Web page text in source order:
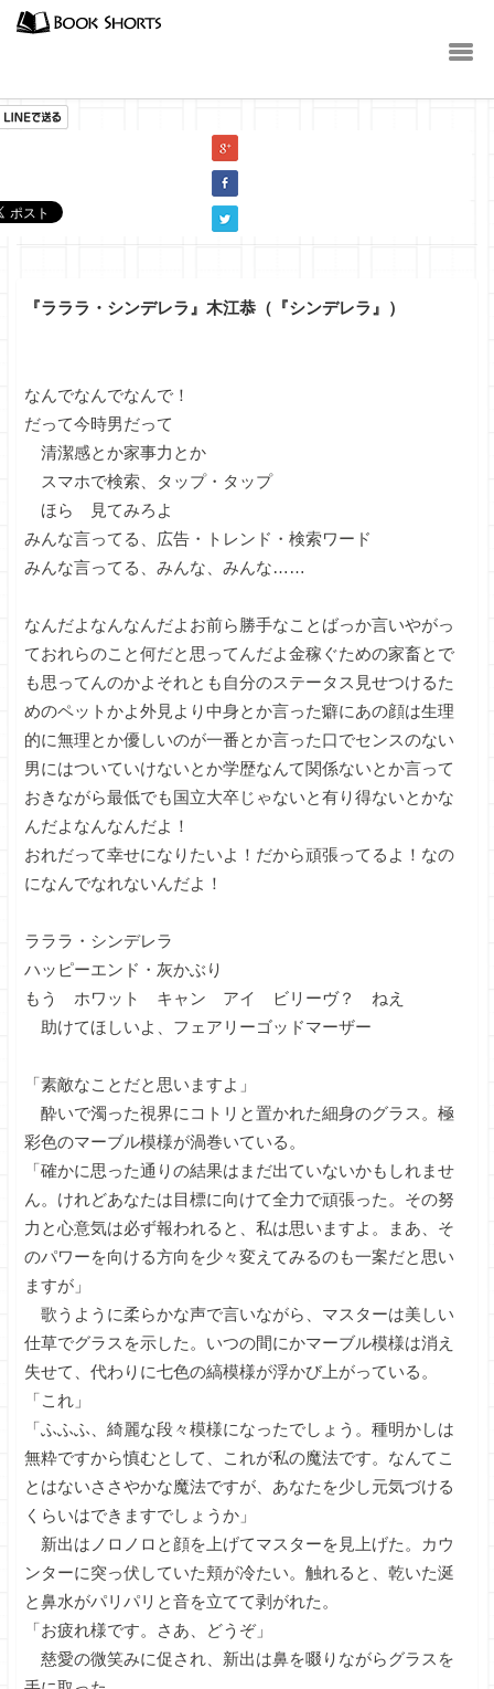
『ラララ・シンデレラ』木江恭（『シンデレラ』）
なんでなんでなんで！
だって今時男だって
清潔感とか家事力とか
スマホで検索、タップ・タップ
ほら 見てみろよ
みんな言ってる、広告・トレンド・検索ワード
みんな言ってる、みんな、みんな……
なんだよなんなんだよお前ら勝手なことばっか言いやがっ
ておれらのこと何だと思ってんだよ金稼ぐための家畜とで
も思ってんのかよそれとも自分のステータス見せつけるた
めのペットかよ外見より中身とか言った癖にあの顔は生理
的に無理とか優しいのが一番とか言った口でセンスのない
男にはついていけないとか学歴なんて関係ないとか言って
おきながら最低でも国立大卒じゃないと有り得ないとかな
んだよなんなんだよ！
おれだって幸せになりたいよ！だから頑張ってるよ！なの
になんでなれないんだよ！
ラララ・シンデレラ
ハッピーエンド・灰かぶり
もう ホワット キャン アイ ビリーヴ？ ねえ
助けてほしいよ、フェアリーゴッドマーザー
「素敵なことだと思いますよ」
酔いで濁った視界にコトリと置かれた細身のグラス。極
彩色のマーブル模様が渦巻いている。
「確かに思った通りの結果はまだ出ていないかもしれませ
ん。けれどあなたは目標に向けて全力で頑張った。その努
力と心意気は必ず報われると、私は思いますよ。まあ、そ
のパワーを向ける方向を少々変えてみるのも一案だと思い
ますが」
歌うように柔らかな声で言いながら、マスターは美しい
仕草でグラスを示した。いつの間にかマーブル模様は消え
失せて、代わりに七色の縞模様が浮かび上がっている。
「これ」
「ふふふ、綺麗な段々模様になったでしょう。種明かしは
無粋ですから慎むとして、これが私の魔法です。なんてこ
とはないささやかな魔法ですが、あなたを少し元気づける
くらいはできますでしょうか」
新出はノロノロと顔を上げてマスターを見上げた。カウ
ンターに突っ伏していた頬が冷たい。触れると、乾いた涎
と鼻水がパリパリと音を立てて剥がれた。
「お疲れ様です。さあ、どうぞ」
慈愛の微笑みに促され、新出は鼻を啜りながらグラスを